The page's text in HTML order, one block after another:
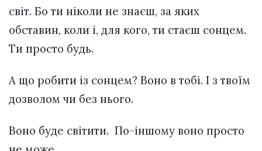
світ. Бо ти ніколи не знаєш, за яких
обставин, коли і, для кого, ти стаєш сонцем.
Ти просто будь.
А що робити із сонцем? Воно в тобі. І з твоїм
дозволом чи без нього.
Воно буде світити. По-іншому воно просто